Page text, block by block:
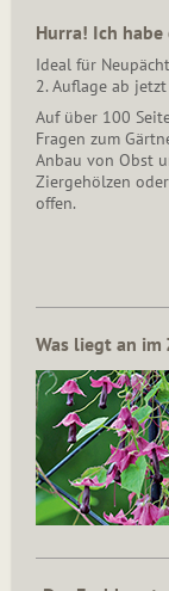
Hurra! Ich
Ideal für
2. Auflage ab
Auf über 100
Fragen zum
Anbau von Obst
Ziergehölzen
offen.
Was liegt an im